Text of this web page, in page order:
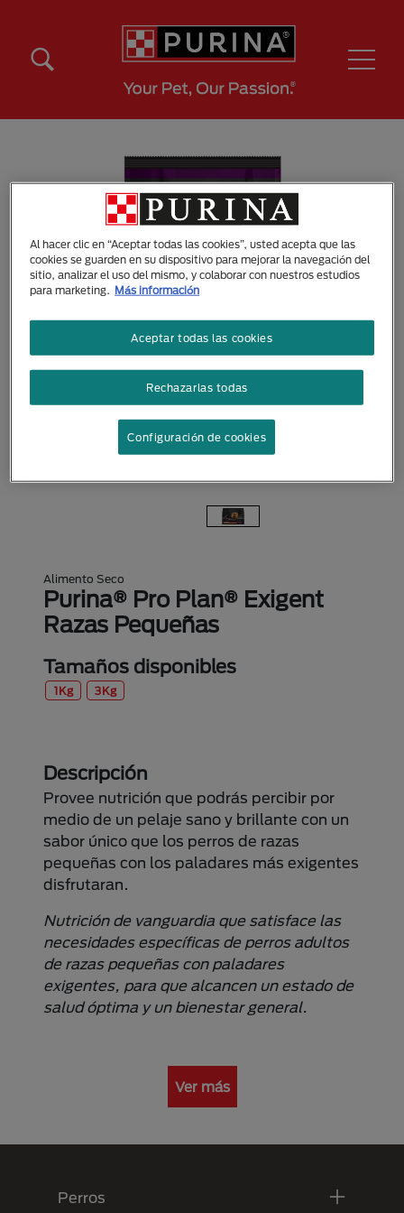
Alimento Seco
Purina® Pro Plan® Exigent
Razas Pequeñas
Tamaños disponibles
1Kg 3Kg
Descripción
Provee nutrición que podrás percibir por
medio de un pelaje sano y brillante con un
sabor único que los perros de razas
pequeñas con los paladares más exigentes
disfrutaran.
Nutrición de vanguardia que satisface las
necesidades específicas de perros adultos
de razas pequeñas con paladares
exigentes, para que alcancen un estado de
salud óptima y un bienestar general.
Ver más
Perros
Al hacer clic en “Aceptar todas las cookies”, usted acepta que las
cookies se guarden en su dispositivo para mejorar la navegación del
sitio, analizar el uso del mismo, y colaborar con nuestros estudios
para marketing.
Más información
Rechazarlas todas
Aceptar todas las cookies
Configuración de cookies